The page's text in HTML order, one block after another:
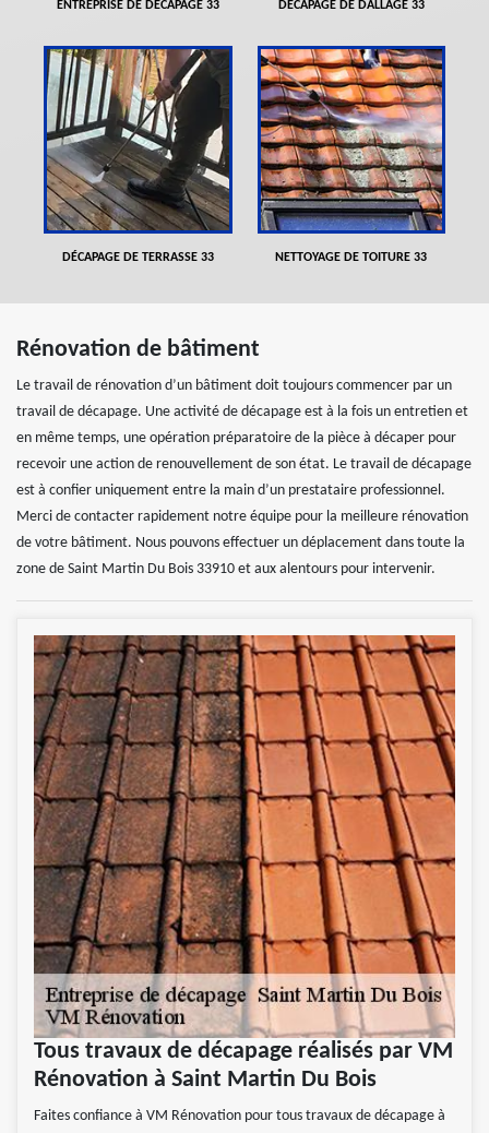
ENTREPRISE DE DÉCAPAGE 33 DÉCAPAGE DE DALLAGE 33
DÉCAPAGE DE TERRASSE 33 NETTOYAGE DE TOITURE 33
Rénovation de bâtiment
Le travail de rénovation d’un bâtiment doit toujours commencer par un
travail de décapage. Une activité de décapage est à la fois un entretien et
en même temps, une opération préparatoire de la pièce à décaper pour
recevoir une action de renouvellement de son état. Le travail de décapage
est à confier uniquement entre la main d’un prestataire professionnel.
Merci de contacter rapidement notre équipe pour la meilleure rénovation
de votre bâtiment. Nous pouvons effectuer un déplacement dans toute la
zone de Saint Martin Du Bois 33910 et aux alentours pour intervenir.
Tous travaux de décapage réalisés par VM
Rénovation à Saint Martin Du Bois
Faites confiance à VM Rénovation pour tous travaux de décapage à